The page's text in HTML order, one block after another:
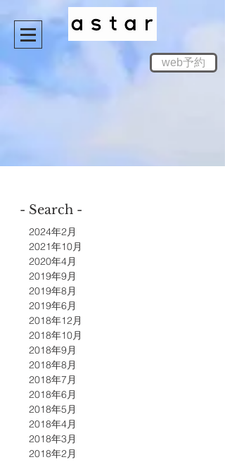
web予約
- Search -
2024年2月
2021年10月
2020年4月
2019年9月
2019年8月
2019年6月
2018年12月
2018年10月
2018年9月
2018年8月
2018年7月
2018年6月
2018年5月
2018年4月
2018年3月
2018年2月